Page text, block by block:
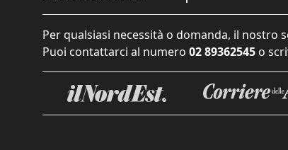
Per qualsiasi necessità o domanda, il nostro
Puoi contattarci al numero 02 89362545 o